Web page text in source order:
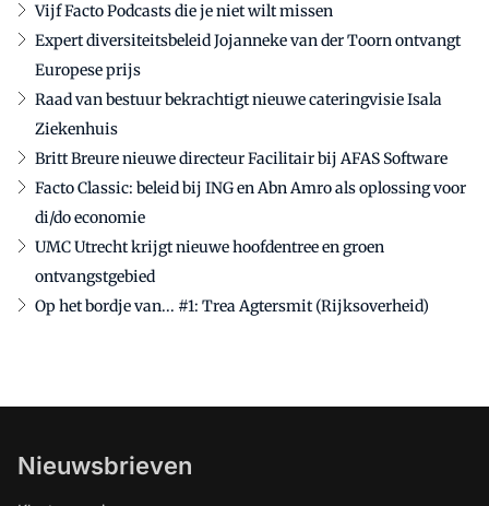
Vijf Facto Podcasts die je niet wilt missen
Expert diversiteitsbeleid Jojanneke van der Toorn ontvangt
Europese prijs
Raad van bestuur bekrachtigt nieuwe cateringvisie Isala
Ziekenhuis
Britt Breure nieuwe directeur Facilitair bij AFAS Software
Facto Classic: beleid bij ING en Abn Amro als oplossing voor
di/do economie
UMC Utrecht krijgt nieuwe hoofdentree en groen
ontvangstgebied
Op het bordje van... #1: Trea Agtersmit (Rijksoverheid)
Nieuwsbrieven